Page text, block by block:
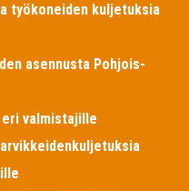
työkoneiden kuljetuksia
asennusta Pohjois-
valmistajille